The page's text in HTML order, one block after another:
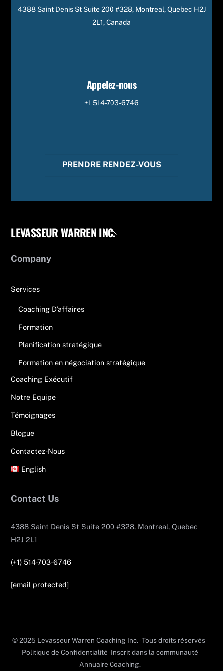
4388 Saint Denis St Suite 200 #328, Montreal, Quebec H2J
2L1, Canada
Appelez-nous
+1 514-703-6746
PRENDRE RENDEZ-VOUS
Back
LEVASSEUR WARREN INC.
Company
Services
Coaching D’affaires
Formation
Planification stratégique
Formation en négociation stratégique
Coaching Exécutif
Notre Equipe
Témoignages
Blogue
Contactez-Nous
English
Contact Us
4388 Saint Denis St Suite 200 #328, Montreal, Quebec
H2J 2L1
(+1) 514-703-6746
[email protected]
© 2025 Levasseur Warren Coaching Inc. - Tous droits réservés -
Politique de Confidentialité - Inscrit dans la communauté
Annuaire Coaching.